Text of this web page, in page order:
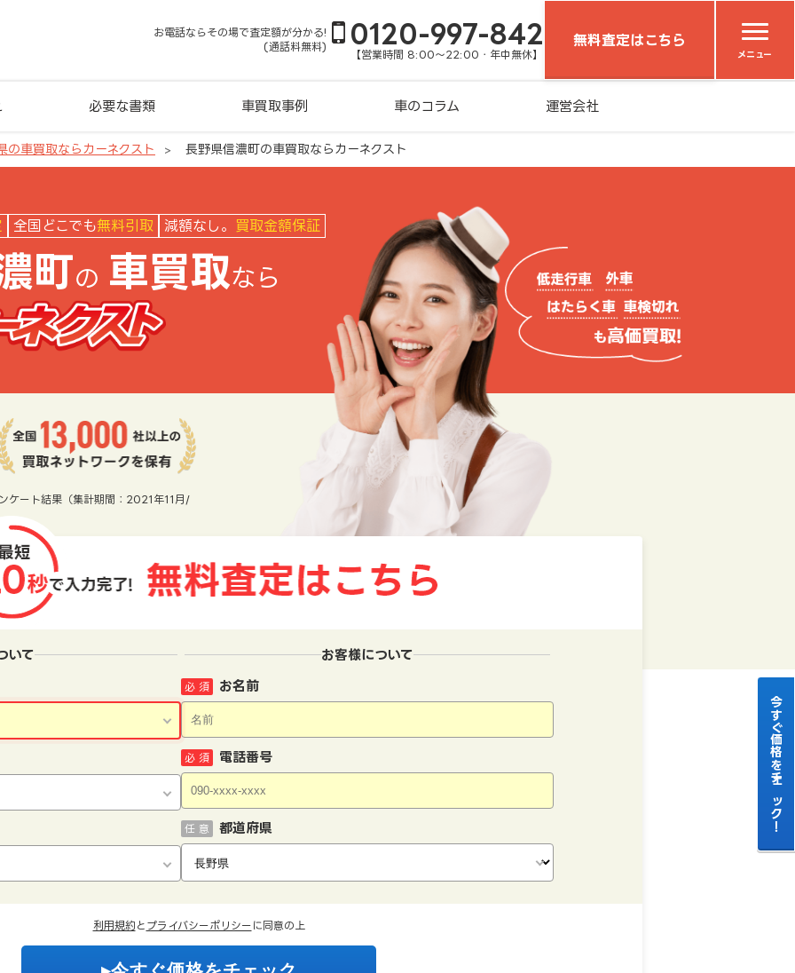
お電話ならその場で査定額が分かる!
(通話料無料)
0120-997-842
【営業時間 8:00～22:00・年中無休】
無料査定はこちら
メニュー
必要な書類 車買取事例 車のコラム 運営会社
の車買取ならカーネクスト 長野県信濃町の車買取ならカーネクスト
全国どこでも無料引取 減額なし。 買取金額保証
町の 車買取なら
ケート結果（集計期間：2021年11月/
いて お客様について
お名前
必 須
電話番号
必 須
都道府県
任 意
利用規約 と プライバシーポリシー に同意の上
今すぐ価格をチェック！